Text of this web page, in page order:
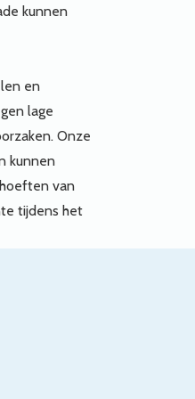
kunnen
en
lage
Onze
kunnen
van
tijdens het